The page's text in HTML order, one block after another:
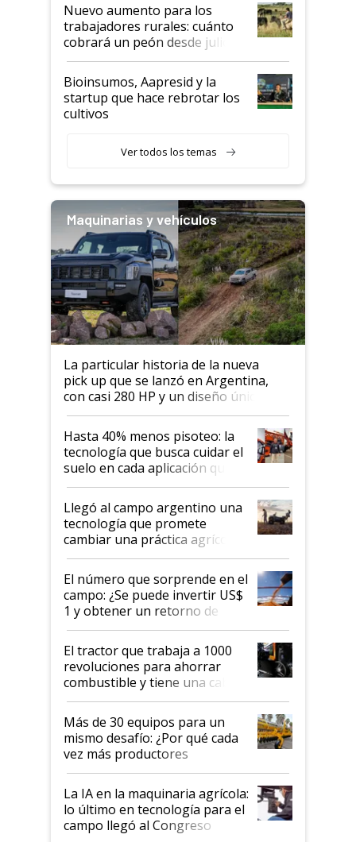
Nuevo aumento para los
trabajadores rurales: cuánto
cobrará un peón desde julio
Bioinsumos, Aapresid y la
startup que hace rebrotar los
cultivos
Ver todos los temas
Maquinarias y vehículos
La particular historia de la nueva
pick up que se lanzó en Argentina,
con casi 280 HP y un diseño único: a
cuánto se vende
Hasta 40% menos pisoteo: la
tecnología que busca cuidar el
suelo en cada aplicación que
llevó Jacto al Congreso
Aapresid 2026
Llegó al campo argentino una
tecnología que promete
cambiar una práctica agrícola
clave: ¿Y si analizar el suelo
fuera tan simple como apretar
un botón?
El número que sorprende en el
campo: ¿Se puede invertir US$
1 y obtener un retorno de
hasta US$ 10 en agricultura?
El tractor que trabaja a 1000
revoluciones para ahorrar
combustible y tiene una cabina
que parece una computadora:
lo último en el mundo,
disponible en Argentina
Más de 30 equipos para un
mismo desafío: ¿Por qué cada
vez más productores
incorporan fertilizante bajo
tierra?
La IA en la maquinaria agrícola:
lo último en tecnología para el
campo llegó al Congreso